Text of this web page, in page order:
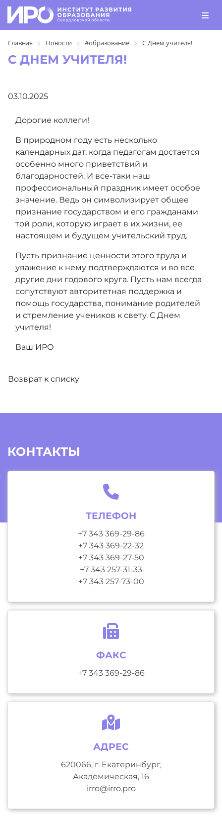
Главная Новости #образование С Днем учителя!
С ДНЕМ УЧИТЕЛЯ!
03.10.2025
Дорогие коллеги!
В природном году есть несколько
календарных дат, когда педагогам достается
особенно много приветствий и
благодарностей. И все-таки наш
профессиональный праздник имеет особое
значение. Ведь он символизирует общее
признание государством и его гражданами
той роли, которую играет в их жизни, ее
настоящем и будущем учительский труд.
Пусть признание ценности этого труда и
уважение к нему подтверждаются и во все
другие дни годового круга. Пусть нам всегда
сопутствуют авторитетная поддержка и
помощь государства, понимание родителей
и стремление учеников к свету. С Днем
учителя!
Ваш ИРО
Возврат к списку
КОНТАКТЫ
ТЕЛЕФОН
+7 343 369-29-86
+7 343 369-22-32
+7 343 369-27-50
+7 343 257-31-33
+7 343 257-73-00
ФАКС
+7 343 369-29-86
АДРЕС
620066, г. Екатеринбург,
Академическая, 16
irro@irro.pro